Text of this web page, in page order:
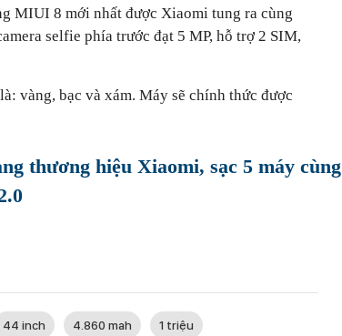
MIUI 8 mới nhất được Xiaomi tung ra cùng
selfie phía trước đạt 5 MP, hỗ trợ 2 SIM,
vàng, bạc và xám. Máy sẽ chính thức được
thương hiệu Xiaomi, sạc 5 máy cùng
44 inch 4.860 mah 1 triệu